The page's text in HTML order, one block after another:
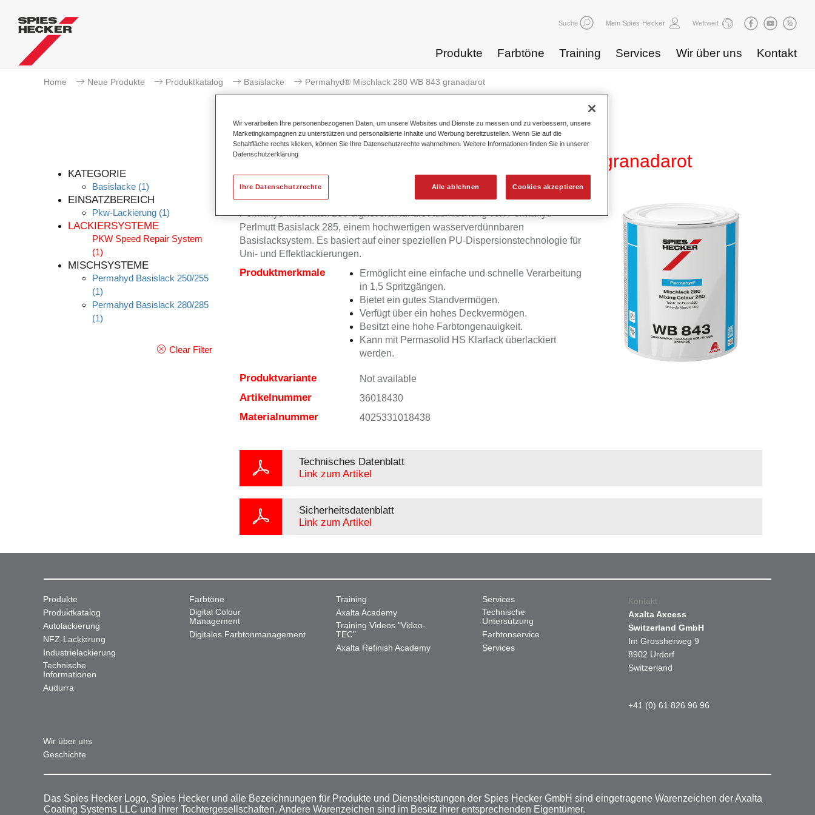
Suche Mein Spies Hecker Weltweit
Produkte Farbtöne Training Services Wir über uns Kontakt
Home Neue Produkte Produktkatalog Basislacke Permahyd® Mischlack 280 WB 843 granadarot
KATEGORIE
Basislacke (1)
EINSATZBEREICH
Pkw-Lackierung (1)
LACKIERSYSTEME
PKW Speed Repair System
(1)
MISCHSYSTEME
Permahyd Basislack 250/255
(1)
Permahyd Basislack 280/285
(1)
Clear Filter
Permahyd® Mischlack 280 WB 843 granadarot
Permahyd Mischlack 280 eignet sich für die Ausmischung von Permahyd
Perlmutt Basislack 285, einem hochwertigen wasserverdünnbaren
Basislacksystem. Es basiert auf einer speziellen PU-Dispersionstechnologie für
Uni- und Effektlackierungen.
Produktmerkmale
Ermöglicht eine einfache und schnelle Verarbeitung
in 1,5 Spritzgängen.
Bietet ein gutes Standvermögen.
Verfügt über ein hohes Deckvermögen.
Besitzt eine hohe Farbtongenauigkeit.
Kann mit Permasolid HS Klarlack überlackiert
werden.
Produktvariante Not available
Artikelnummer 36018430
Materialnummer 4025331018438
Technisches Datenblatt
Link zum Artikel
Sicherheitsdatenblatt
Link zum Artikel
Produkte
Produktkatalog
Autolackierung
NFZ-Lackierung
Industrielackierung
Technische
Informationen
Audurra
Farbtöne
Digital Colour
Management
Digitales Farbtonmanagement
Training
Axalta Academy
Training Videos "Video-
TEC"
Axalta Refinish Academy
Services
Technische
Untersützung
Farbtonservice
Services
Wir über uns
Geschichte
Kontakt
Axalta Axcess
Switzerland GmbH
Im Grossherweg 9
8902 Urdorf
Switzerland
+41 (0) 61 826 96 96
Das Spies Hecker Logo, Spies Hecker und alle Bezeichnungen für Produkte und Dienstleistungen der Spies Hecker GmbH sind eingetragene Warenzeichen der Axalta
Coating Systems LLC und ihrer Tochtergesellschaften. Andere Warenzeichen sind im Besitz ihrer entsprechenden Eigentümer.
Wir verarbeiten Ihre personenbezogenen Daten, um unsere Websites und Dienste zu messen und zu verbessern, unsere
Marketingkampagnen zu unterstützen und personalisierte Inhalte und Werbung bereitzustellen. Wenn Sie auf die
Schaltfläche rechts klicken, können Sie Ihre Datenschutzrechte wahrnehmen. Weitere Informationen finden Sie in unserer
Datenschutzerklärung
Alle ablehnen Cookies akzeptieren
Ihre Datenschutzrechte